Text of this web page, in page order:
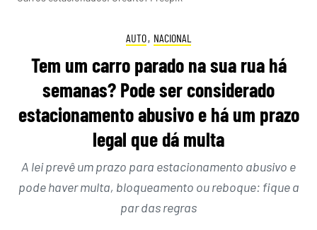
AUTO, NACIONAL
Tem um carro parado na sua rua há
semanas? Pode ser considerado
estacionamento abusivo e há um prazo
legal que dá multa
A lei prevê um prazo para estacionamento abusivo e
pode haver multa, bloqueamento ou reboque: fique a
par das regras